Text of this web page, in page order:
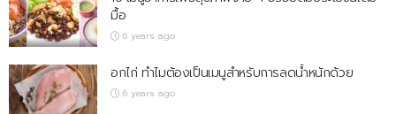
มื้อ
6 years ago
อกไก่ ทำไมต้องเป็นเมนูสำหรับการลดน้ำหนักด้วย
6 years ago